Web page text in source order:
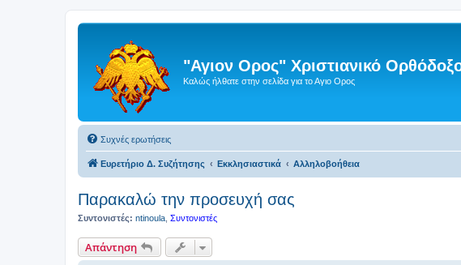
"Αγιον Ορος" Χριστιανικό
Καλώς ήλθατε στην σελίδα για το Αγιο Ορος
Συχνές ερωτήσεις
Ευρετήριο Δ. Συζήτησης Εκκλησιαστικά Αλληλοβοήθεια
Παρακαλώ την προσευχή σας
Συντονιστές: ntinoula Συντονιστές
Απάντηση